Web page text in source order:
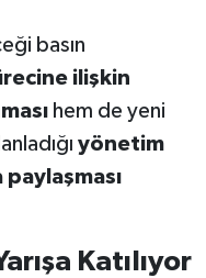
basın
ilişkin
hem de yeni
yönetim
Katılıyor